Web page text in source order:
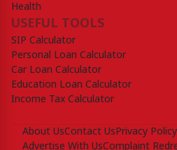
Health
USEFUL TOOLS
SIP Calculator
Personal Loan Calculator
Car Loan Calculator
Education Loan Calculator
Income Tax Calculator
About UsContact UsPrivacy Policy
Advertise With UsComplaint